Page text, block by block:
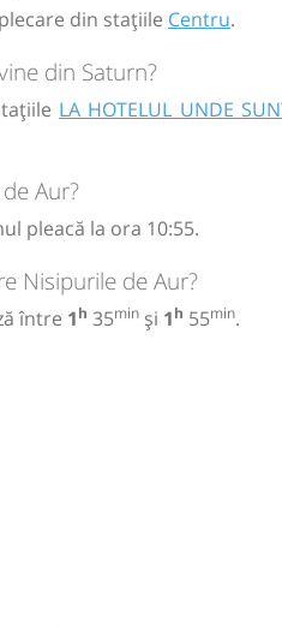
din stațiile Centru.
din Saturn?
LA HOTELUL UNDE
Aur?
pleacă la ora 10:55.
Nisipurile de Aur?
între 1h 35min și 1h 55min.